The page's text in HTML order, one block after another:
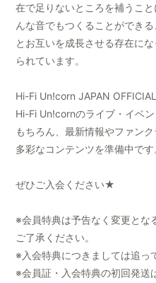
会員登録 ログイン
在で足りないところを補うこ
んな音でもつくることができ
とお互いを成長させる存在に
られています。
Hi-Fi Un!corn JAPAN
Hi-Fi Un!cornのライブ・イベ
もちろん、最新情報やファン
多彩なコンテンツを準備中です
ぜひご入会ください★
※会員特典は予告なく変更とな
ご了承ください。
※入会特典につきましては追っ
※会員証・入会特典の初回発送